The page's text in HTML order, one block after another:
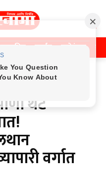
राजकीय क्राईम मनोरंजन
थेट
वर्गात